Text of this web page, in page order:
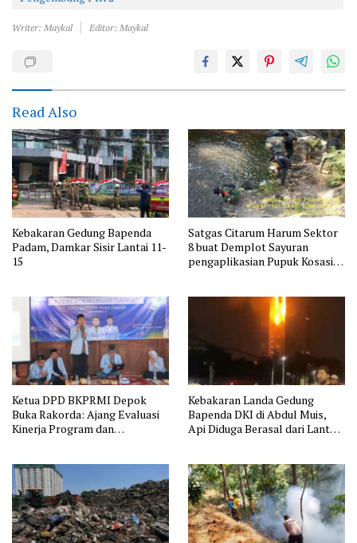
Writer: Maykal Editor: Maykal
Read Also
Kebakaran Gedung Bapenda
Padam, Damkar Sisir Lantai 11-
15
Satgas Citarum Harum Sektor
8 buat Demplot Sayuran
pengaplikasian Pupuk Kosasih
Ternak di Wilayah Binaan
Ketua DPD BKPRMI Depok
Buka Rakorda: Ajang Evaluasi
Kinerja Program dan
Kebakaran Landa Gedung
Bapenda DKI di Abdul Muis,
Api Diduga Berasal dari Lantai